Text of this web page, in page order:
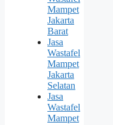
Mampet
Jakarta
Barat
Jasa
Wastafel
Mampet
Jakarta
Selatan
Jasa
Wastafel
Mampet